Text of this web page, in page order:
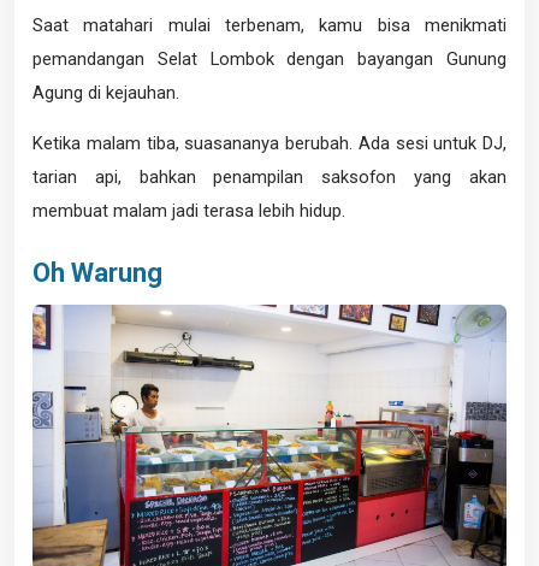
Saat matahari mulai terbenam, kamu bisa menikmati
pemandangan Selat Lombok dengan bayangan Gunung
Agung di kejauhan.
Ketika malam tiba, suasananya berubah. Ada sesi untuk DJ,
tarian api, bahkan penampilan saksofon yang akan
membuat malam jadi terasa lebih hidup.
Oh Warung